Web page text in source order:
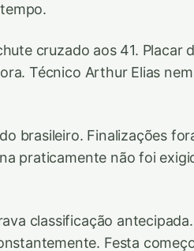
cruzado aos 41. Placar
Técnico Arthur Elias
brasileiro. Finalizações
praticamente não foi
classificação
Festa